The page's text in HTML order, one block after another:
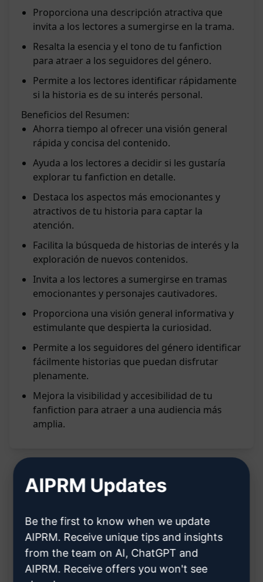
Proporciona una descripción atractiva que
invita a los lectores a sumergirse en la trama.
Resalta la esencia y el tono de tu fanfiction
para atraer a los seguidores del género.
Permite a los lectores identificar rápidamente
si la historia es de su interés personal.
Beneficios del Resumen:
Ahorra tiempo al ofrecer una visión general
rápida y concisa del contenido.
Ayuda a los lectores a decidir si les gustaría
explorar tu fanfiction en detalle.
Destaca los aspectos más emocionantes y
atractivos de tu historia para captar la
atención.
Facilita la búsqueda de historias de interés y la
exploración de nuevos contenidos.
Invita a los lectores a sumergirse en tramas
emocionantes y personajes cautivadores.
Proporciona una visión general informativa y
estimulante que despierta la curiosidad.
Permite a los seguidores del género identificar
fácilmente historias que puedan disfrutar
plenamente.
Mejora la visibilidad y accesibilidad de tu
fanfiction para atraer a una audiencia más
amplia.
[TBD - TO BE DESCRIBED]
Características:
AIPRM Updates
Be the first to know when we update
AIPRM. Receive unique tips and insights
from the team on AI, ChatGPT and
AIPRM. Receive offers you won't see